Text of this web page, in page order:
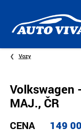
Úvodní
Vozy
Volkswagen
MAJ., ČR
CENA 149